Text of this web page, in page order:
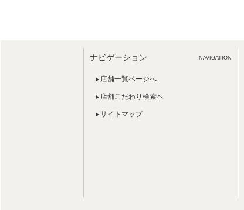
ナビゲーション NAVIGATION
店舗一覧ページへ
店舗こだわり検索へ
サイトマップ